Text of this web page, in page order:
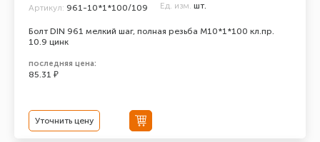
Болт DIN 961 мелкий шаг, полная резьба M10*1*100 кл.пр.
10.9 цинк
Артикул: 961-10*1*100/109 Ед. изм. шт.
последняя цена:
85.31 ₽
Уточнить цену